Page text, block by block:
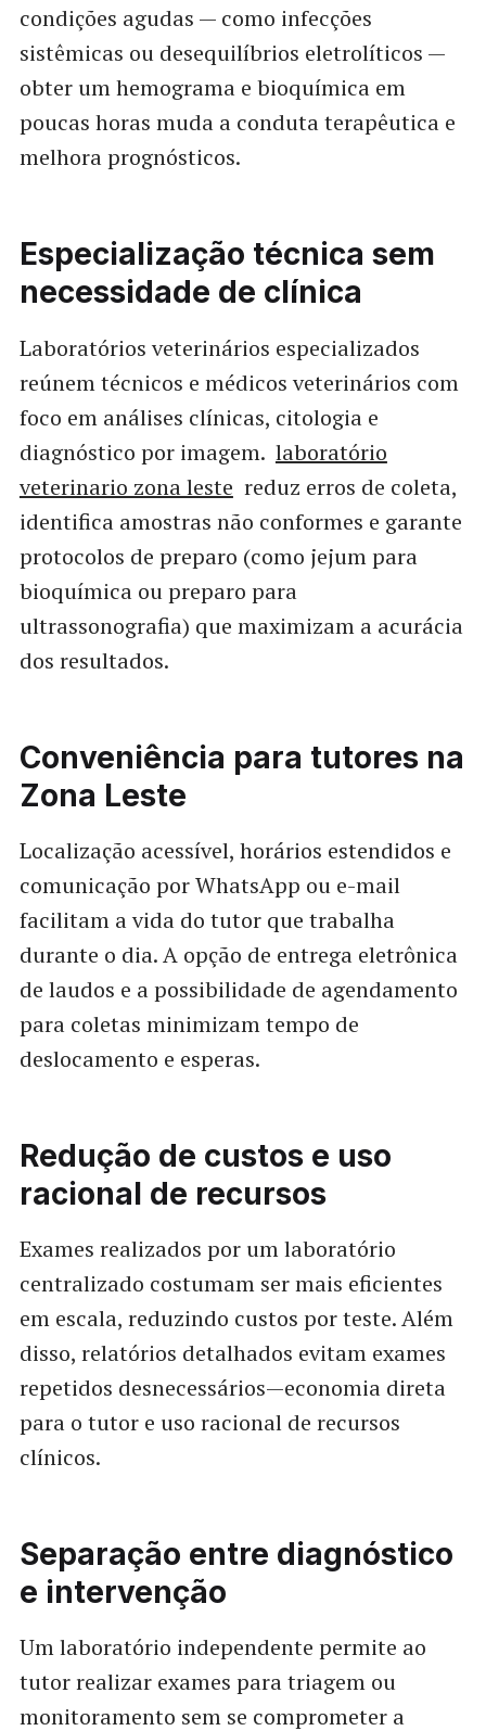
condições agudas — como infecções
sistêmicas ou desequilíbrios eletrolíticos —
obter um hemograma e bioquímica em
poucas horas muda a conduta terapêutica e
melhora prognósticos.
Especialização técnica sem
necessidade de clínica
Laboratórios veterinários especializados
reúnem técnicos e médicos veterinários com
foco em análises clínicas, citologia e
diagnóstico por imagem. laboratório
veterinario zona leste reduz erros de coleta,
identifica amostras não conformes e garante
protocolos de preparo (como jejum para
bioquímica ou preparo para
ultrassonografia) que maximizam a acurácia
dos resultados.
Conveniência para tutores na
Zona Leste
Localização acessível, horários estendidos e
comunicação por WhatsApp ou e-mail
facilitam a vida do tutor que trabalha
durante o dia. A opção de entrega eletrônica
de laudos e a possibilidade de agendamento
para coletas minimizam tempo de
deslocamento e esperas.
Redução de custos e uso
racional de recursos
Exames realizados por um laboratório
centralizado costumam ser mais eficientes
em escala, reduzindo custos por teste. Além
disso, relatórios detalhados evitam exames
repetidos desnecessários—economia direta
para o tutor e uso racional de recursos
clínicos.
Separação entre diagnóstico
e intervenção
Um laboratório independente permite ao
tutor realizar exames para triagem ou
monitoramento sem se comprometer a